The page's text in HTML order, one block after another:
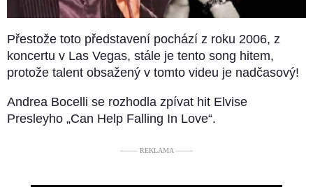
Přestože toto představení pochází z roku 2006, z
koncertu v Las Vegas, stále je tento song hitem,
protože talent obsažený v tomto videu je nadčasový!
Andrea Bocelli se rozhodla zpívat hit Elvise
Presleyho „Can Help Falling In Love“.
––––– REKLAMA –––––